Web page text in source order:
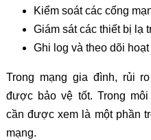
Kiểm soát các cổng
Giám sát các thiết bị lạ
Ghi log và theo dõi
Trong mạng gia đình, rủi
được bảo vệ tốt. Trong
cần được xem là một phần
mạng.